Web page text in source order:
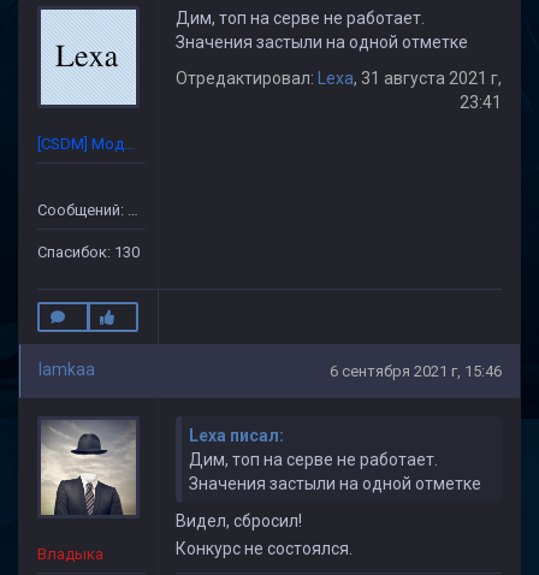
[CSDM] Модератор
Сообщений: 632
Спасибок: 130
Дим, топ на серве не работает.
Значения застыли на одной отметке
Отредактировал:
Lexa, 31 августа 2021 г,
23:41
lamkaa 6 сентября 2021 г, 15:46
Владыка
Lexa писал:
Дим, топ на серве не работает.
Значения застыли на одной отметке
Видел, сбросил!
Конкурс не состоялся.